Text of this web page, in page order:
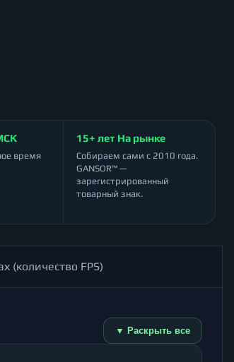
время
15+ лет На рынке
Собираем сами с 2010 года.
GANSOR™ —
зарегистрированный
товарный знак.
(количество FPS)
▼ Раскрыть все